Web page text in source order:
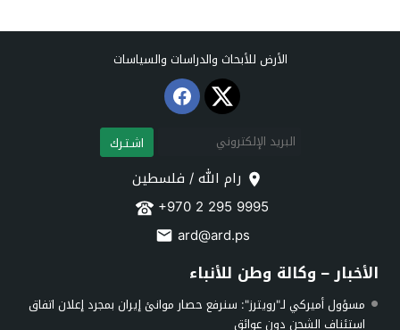
الأرض للأبحاث والدراسات والسياسات
اشـتـرك
رام الله / فلسطين
+970 2 295 9995
ard@ard.ps
الأخبار – وكالة وطن للأنباء
مسؤول أميركي لـ"رويترز": سنرفع حصار موانئ إيران بمجرد إعلان اتفاق
استئناف الشحن دون عوائق